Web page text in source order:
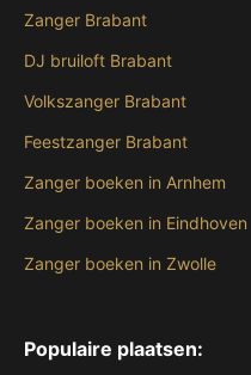
Zanger Brabant
DJ bruiloft Brabant
Volkszanger Brabant
Feestzanger Brabant
Zanger boeken in Arnhem
Zanger boeken in Eindhoven
Zanger boeken in Zwolle
Populaire plaatsen: